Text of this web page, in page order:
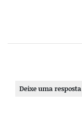
Deixe uma resposta